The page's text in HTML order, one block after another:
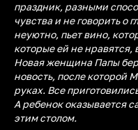
праздник, разными
чувства и не говорить о
неуютно, пьет вино,
которые ей не нравятся,
Новая женщина Папы
новость, после которой
руках. Все
А ребенок оказывается
этим столом.